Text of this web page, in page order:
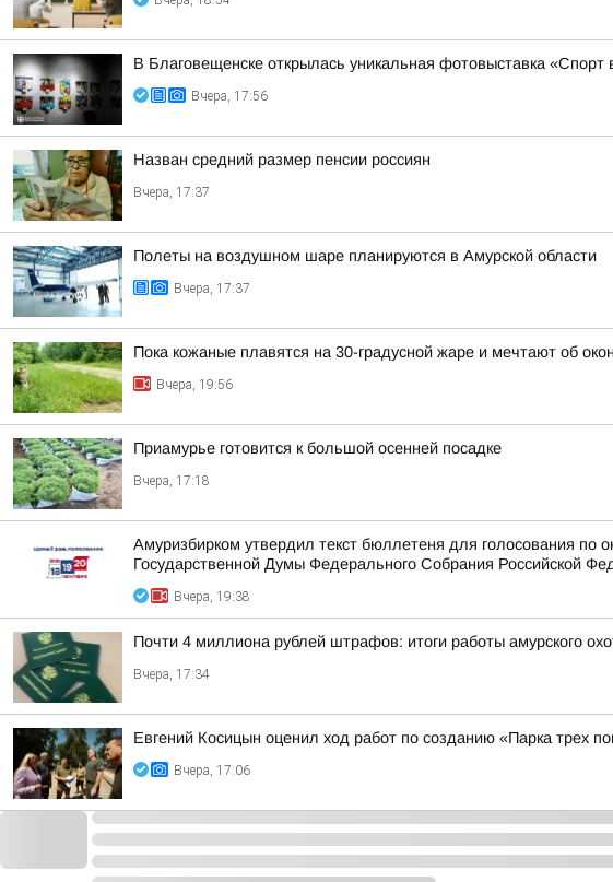
В Благовещенске открылась уникальная фотовыставка «Спорт
Вчера, 17:56
Назван средний размер пенсии россиян
Вчера, 17:37
Полеты на воздушном шаре планируются в Амурской области
Вчера, 17:37
Пока кожаные плавятся на 30-градусной жаре и мечтают об
Вчера, 19:56
Приамурье готовится к большой осенней посадке
Вчера, 17:18
Амуризбирком утвердил текст бюллетеня для голосования по
Государственной Думы Федерального Собрания Российской
Вчера, 19:38
Почти 4 миллиона рублей штрафов: итоги работы амурского
Вчера, 17:34
Евгений Косицын оценил ход работ по созданию «Парка трех
Вчера, 17:06